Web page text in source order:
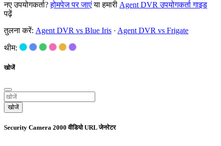
नए उपयोगकर्ता?होमपेज पर जाएंया हमारी Agent DVR उपयोगकर्ता गाइड
पढ़ें
तुलना करें: Agent DVR vs Blue Iris · Agent DVR vs Frigate
थीम:
खोजें
खोजें
Security Camera 2000 वीडियो URL जेनरेटर